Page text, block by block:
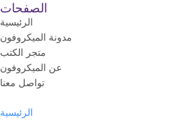
الصفحات
الرئيسية
مدونة الميكروفون
متجر الكتب
عن الميكروفون
تواصل معنا
الرئيسية